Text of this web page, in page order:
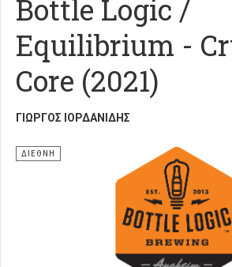
Bottle Logic /
Equilibrium -
Core (2021)
ΓΙΏΡΓΟΣ ΙΟΡΔΑΝΊΔΗΣ
ΔΙΕΘΝΗ